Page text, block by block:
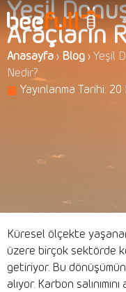
Yeşil
Araçların
Anasayfa › Blog › Yeşil
Nedir?
Yayınlanma Tarihi: 20
Küresel ölçekte
üzere birçok sektörde
getiriyor. Bu
alıyor. Karbon